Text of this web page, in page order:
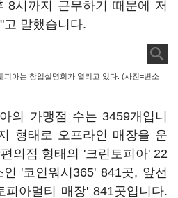
8시까지 근무하기 때문에 저
고 말했습니다.
피아는 창업설명회가 열리고 있다. (사진=변소
의 가맹점 수는 3459개입니
형태로 오프라인 매장을 운
의점 형태의 '크린토피아' 22
'코인워시365' 841곳, 앞선
아멀티 매장' 841곳입니다.